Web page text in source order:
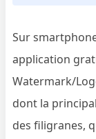
Sur
application
Watermark/
dont la
des filigranes,